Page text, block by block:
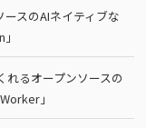
スのAIネイティブな
るオープンソースの
」